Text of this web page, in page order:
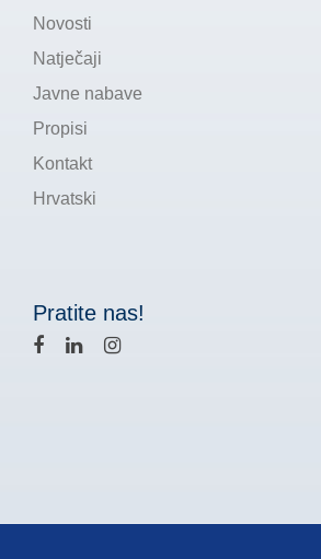
Novosti
Natječaji
Javne nabave
Propisi
Kontakt
Hrvatski
Pratite nas!